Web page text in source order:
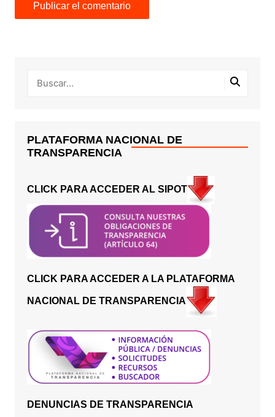
PLATAFORMA NACIONAL DE
TRANSPARENCIA
CLICK PARA ACCEDER AL SIPOT
CLICK PARA ACCEDER A LA PLATAFORMA
NACIONAL DE TRANSPARENCIA
DENUNCIAS DE TRANSPARENCIA